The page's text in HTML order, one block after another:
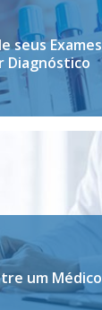
seus Exames
Diagnóstico
um Médico